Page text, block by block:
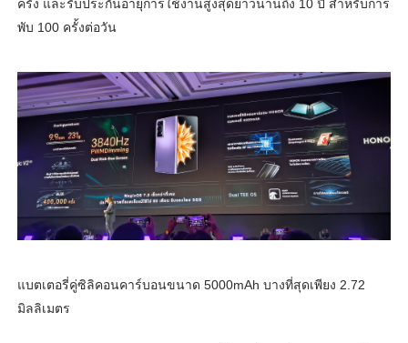
ครั้ง และรับประกันอายุการใช้งานสูงสุดยาวนานถึง 10 ปี สำหรับการ
พับ 100 ครั้งต่อวัน
แบตเตอรี่คู่ซิลิคอนคาร์บอนขนาด 5000mAh บางที่สุดเพียง 2.72
มิลลิเมตร